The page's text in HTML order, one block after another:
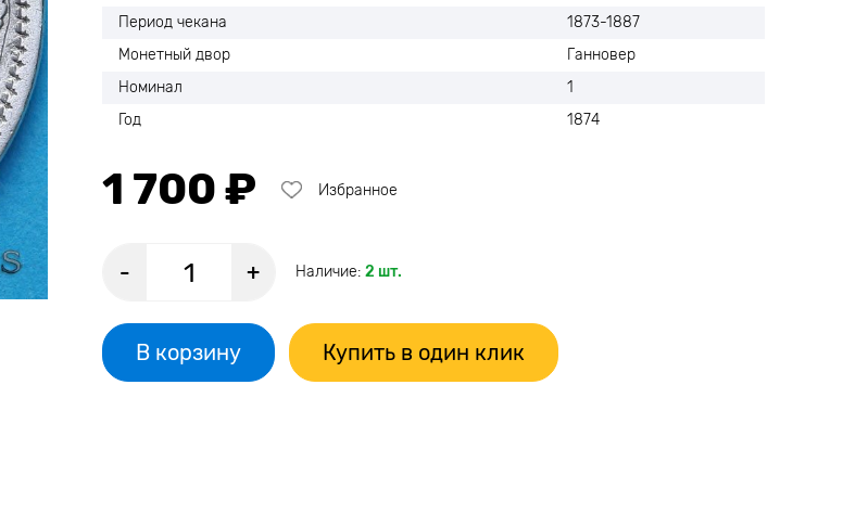
Период чекана
1873-1887
Монетный двор
Ганновер
Номинал
1
Год
1874
1 700 ₽ Избранное
- + Наличие: 2 шт.
В корзину Купить в один клик